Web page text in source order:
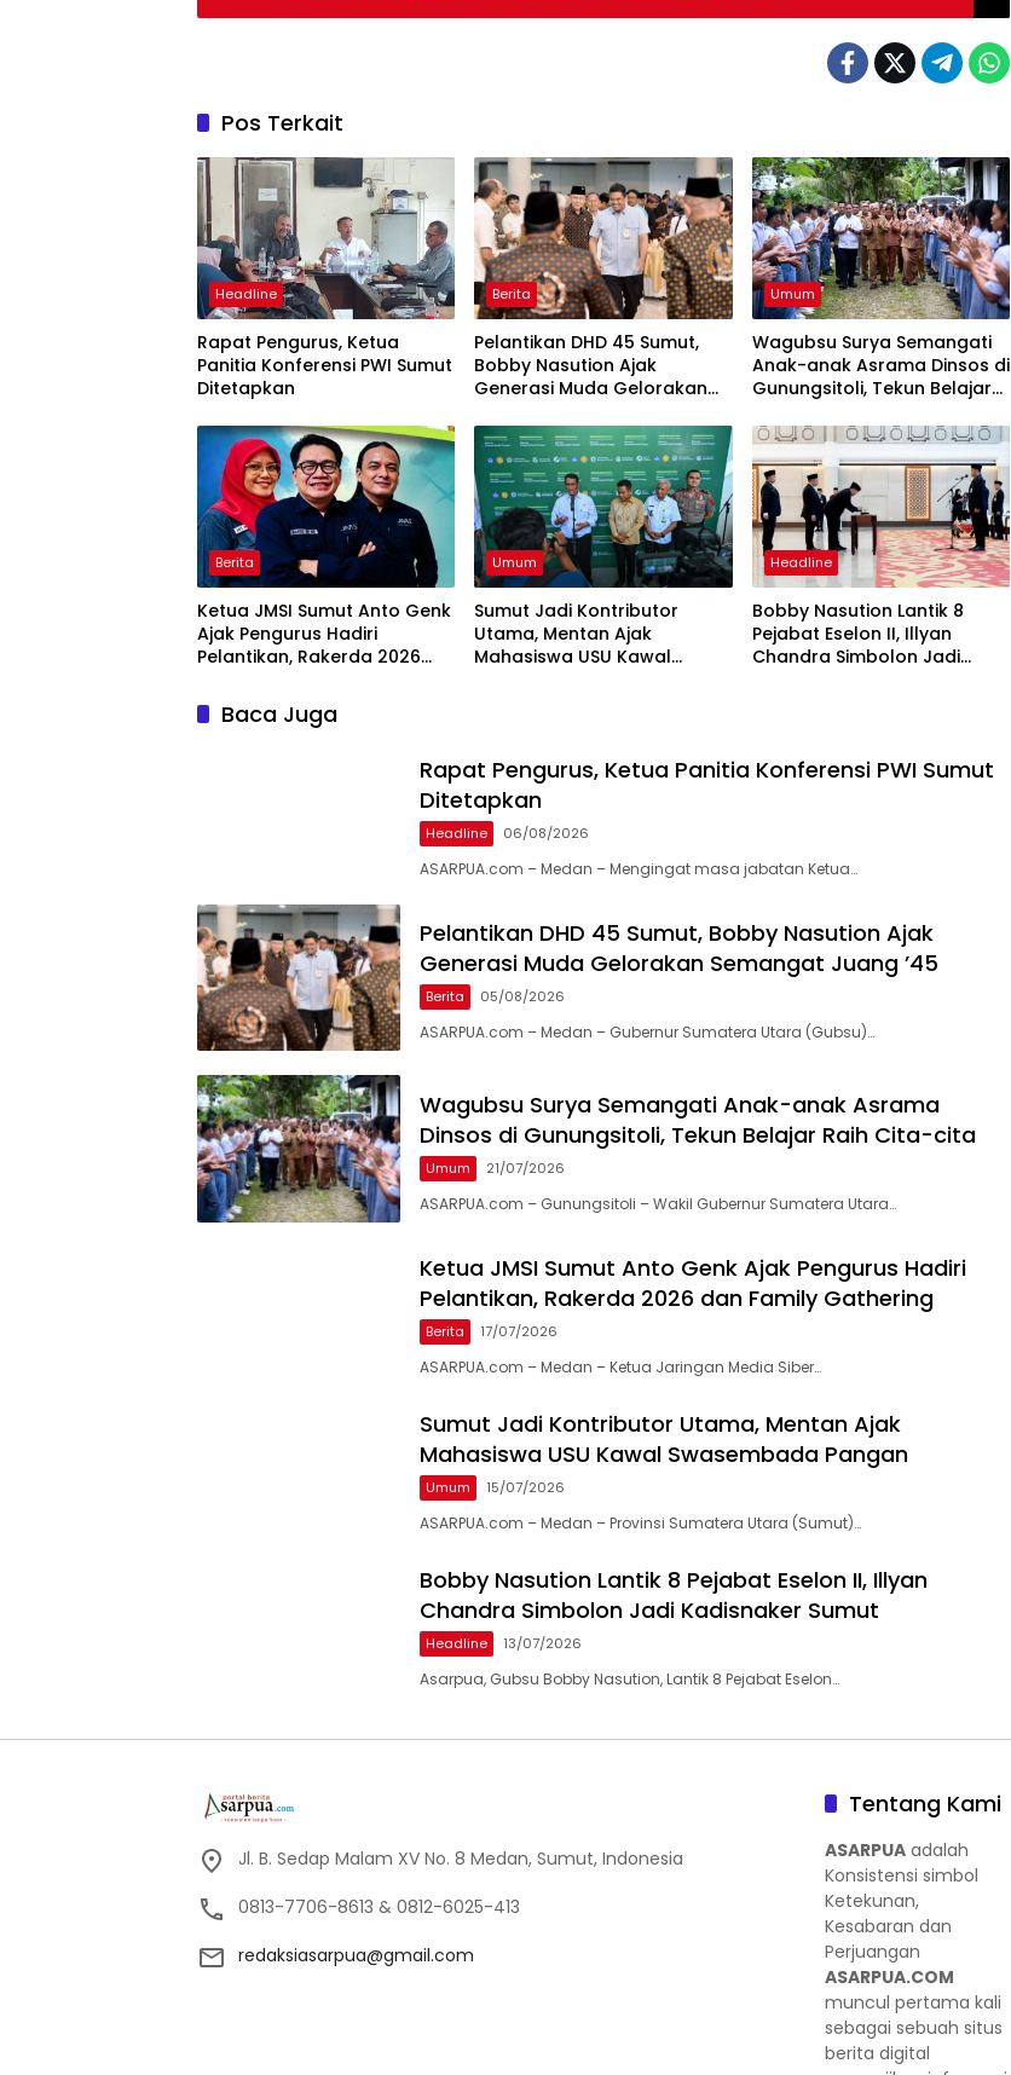
Pos Terkait
Headline
Rapat Pengurus, Ketua
Panitia Konferensi PWI Sumut
Ditetapkan
Berita
Pelantikan DHD 45 Sumut,
Bobby Nasution Ajak
Generasi Muda Gelorakan
Umum
Wagubsu Surya Semangati
Anak-anak Asrama Dinsos di
Gunungsitoli, Tekun Belajar
Berita
Ketua JMSI Sumut Anto Genk
Ajak Pengurus Hadiri
Pelantikan, Rakerda 2026
Umum
Sumut Jadi Kontributor
Utama, Mentan Ajak
Mahasiswa USU Kawal
Headline
Bobby Nasution Lantik 8
Pejabat Eselon II, Illyan
Chandra Simbolon Jadi
Baca Juga
Rapat Pengurus, Ketua Panitia Konferensi PWI Sumut
Ditetapkan
Headline 06/08/2026
ASARPUA.com – Medan – Mengingat masa jabatan Ketua…
Pelantikan DHD 45 Sumut, Bobby Nasution Ajak
Generasi Muda Gelorakan Semangat Juang ’45
Berita 05/08/2026
ASARPUA.com – Medan – Gubernur Sumatera Utara (Gubsu)…
Wagubsu Surya Semangati Anak-anak Asrama
Dinsos di Gunungsitoli, Tekun Belajar Raih Cita-cita
Umum 21/07/2026
ASARPUA.com – Gunungsitoli – Wakil Gubernur Sumatera Utara…
Ketua JMSI Sumut Anto Genk Ajak Pengurus Hadiri
Pelantikan, Rakerda 2026 dan Family Gathering
Berita 17/07/2026
ASARPUA.com – Medan – Ketua Jaringan Media Siber…
Sumut Jadi Kontributor Utama, Mentan Ajak
Mahasiswa USU Kawal Swasembada Pangan
Umum 15/07/2026
ASARPUA.com – Medan – Provinsi Sumatera Utara (Sumut)…
Bobby Nasution Lantik 8 Pejabat Eselon II, Illyan
Chandra Simbolon Jadi Kadisnaker Sumut
Headline 13/07/2026
Asarpua, Gubsu Bobby Nasution, Lantik 8 Pejabat Eselon…
Jl. B. Sedap Malam XV No. 8 Medan, Sumut, Indonesia
0813-7706-8613 & 0812-6025-413
redaksiasarpua@gmail.com
Tentang Kami
ASARPUA adalah
Konsistensi simbol
Ketekunan,
Kesabaran dan
Perjuangan
ASARPUA.COM
muncul pertama kali
sebagai sebuah situs
berita digital